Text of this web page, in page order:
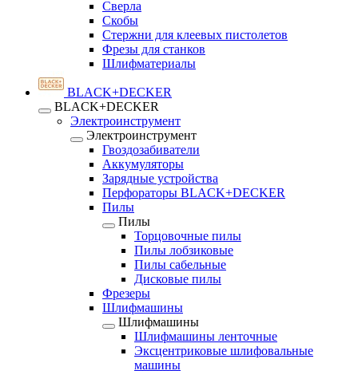
Сверла
Скобы
Стержни для клеевых пистолетов
Фрезы для станков
Шлифматериалы
BLACK+DECKER
BLACK+DECKER
Электроинструмент
Электроинструмент
Гвоздозабиватели
Аккумуляторы
Зарядные устройства
Перфораторы BLACK+DECKER
Пилы
Пилы
Торцовочные пилы
Пилы лобзиковые
Пилы сабельные
Дисковые пилы
Фрезеры
Шлифмашины
Шлифмашины
Шлифмашины ленточные
Эксцентриковые шлифовальные
машины